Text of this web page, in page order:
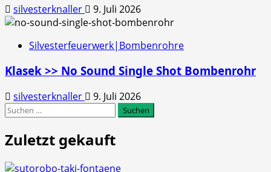
silvesterknaller 9. Juli 2026
Silvesterfeuerwerk|Bombenrohre
Klasek >> No Sound Single Shot Bombenrohr
silvesterknaller
9. Juli 2026
Suchen
Zuletzt gekauft